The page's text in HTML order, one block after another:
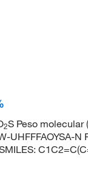
2S Peso molecular
UHFFFAOYSA-